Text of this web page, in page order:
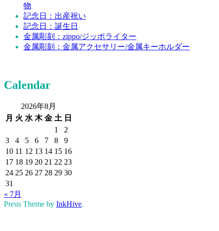
物
記念日：出産祝い
記念日：誕生日
金属彫刻：zippo/ジッポライター
金属彫刻：金属アクセサリー/金属キーホルダー
Calendar
2026年8月
月 火 水 木 金 土 日
1
2
3
4 5 6 7 8
9
10 11 12 13 14 15 16
17 18 19 20 21 22 23
24 25 26 27 28 29 30
31
« 7月
Preus Theme by InkHive.